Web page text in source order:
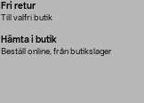
Fri retur
Till valfri butik
Hämta i butik
Beställ online, från butikslager